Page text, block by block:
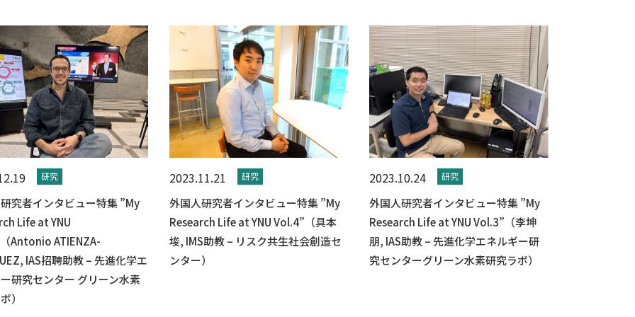
研究
究者インタビュー特集 ”My
Life at YNU
Antonio ATIENZA-
IAS招聘助教 – 先進化学エ
研究センター グリーン水素
）
2023.11.21 研究
外国人研究者インタビュー特集 ”My
Research Life at YNU Vol.4”（具本
埈, IMS助教 – リスク共生社会創造セ
ンター）
2023.10.24 研究
外国人研究者インタビュー特集 ”My
Research Life at YNU Vol.3”（李坤
朋, IAS助教 – 先進化学エネルギー研
究センターグリーン水素研究ラボ）